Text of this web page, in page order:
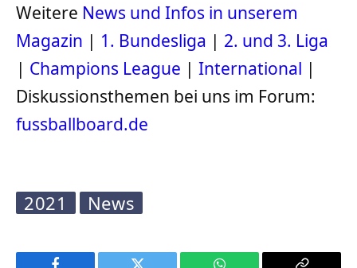
Weitere News und Infos in unserem
Magazin | 1. Bundesliga | 2. und 3. Liga
| Champions League | International |
Diskussionsthemen bei uns im Forum:
fussballboard.de
2021 News